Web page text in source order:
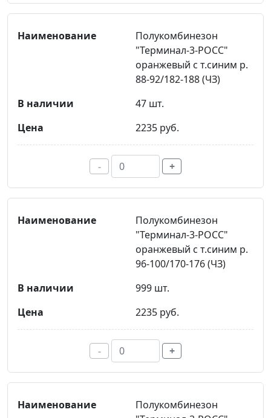
Полукомбинезон
"Терминал-3-РОСС"
оранжевый с т.синим р.
88-92/182-188 (ЧЗ)
47 шт.
2235 руб.
- +
Полукомбинезон
"Терминал-3-РОСС"
оранжевый с т.синим р.
96-100/170-176 (ЧЗ)
999 шт.
2235 руб.
- +
Полукомбинезон